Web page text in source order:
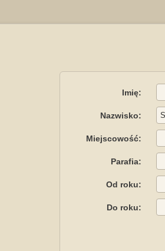
Imię:
Nazwisko:
Miejscowość:
Parafia:
Od roku:
Do roku: